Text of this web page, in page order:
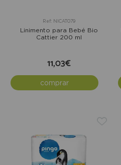
Ref: NICAT079
Linimento para Bebé Bio
Cattier 200 ml
11,03€
comprar